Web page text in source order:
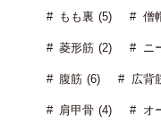
もも裏 (5) 僧
菱形筋 (2) ニ
腹筋 (6) 広背
肩甲骨 (4) オ